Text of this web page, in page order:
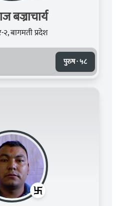
बज्राचार्य
बागमती प्रदेश
पुरुष · ५८